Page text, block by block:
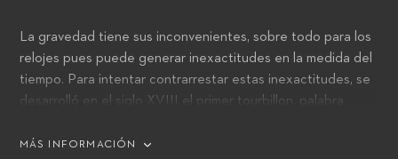
La gravedad tiene sus inconvenientes, sobre todo para los
relojes pues puede generar inexactitudes en la medida del
tiempo. Para intentar contrarrestar estas inexactitudes, se
desarrolló en el siglo XVIII el primer tourbillon, palabra
compensar los efectos gravitacionales sobre la exactitud
MÁS INFORMACIÓN